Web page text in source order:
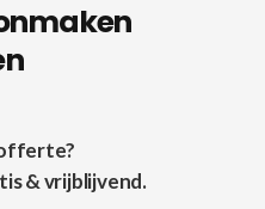
& vrijblijvend.